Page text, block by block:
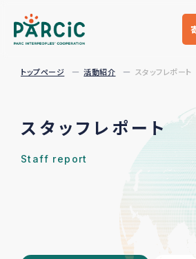
トップページ 活動紹介 スタッフレポート
スタッフレポート
Staff report